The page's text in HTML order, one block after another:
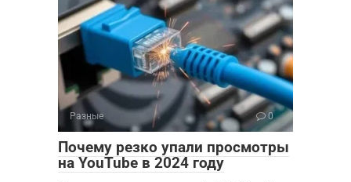
Разные 0
Почему резко упали просмотры
на YouTube в 2024 году